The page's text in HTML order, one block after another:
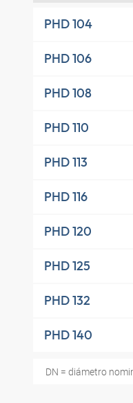
PHD 104
PHD 106
PHD 108
PHD 110
PHD 113
PHD 116
PHD 120
PHD 125
PHD 132
PHD 140
DN = diámetro